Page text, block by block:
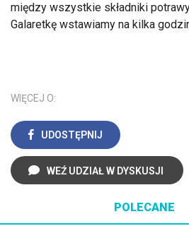
między wszystkie składniki
Galaretkę wstawiamy na kilka
WIĘCEJ O:
UDOSTĘPNIJ
WEŹ UDZIAŁ W DYSKUSJI
POLECANE